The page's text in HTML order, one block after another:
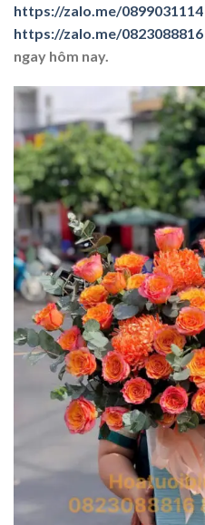
https://zalo.me/0899031114
https://zalo.me/0823088816
ngay hôm nay.